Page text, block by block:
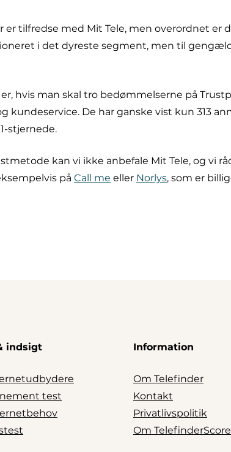
er tilfredse med Mit Tele, men overordnet er
i det dyreste segment, men til
hvis man skal tro bedømmelserne på
kundeservice. De har ganske vist kun 313
stjernede.
kan vi ikke anbefale Mit Tele, og vi
på Call me eller Norlys, som er
indsigt
test
Information
Om Telefinder
Kontakt
Privatlivspolitik
Om TelefinderScore